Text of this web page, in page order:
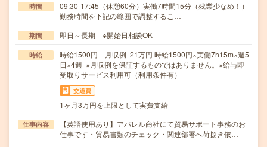
時間
09:30-17:45（休憩60分）実働7時間15分（残業少なめ！）
勤務時間を下記の範囲で調整するこ…
期間 即日～長期 ※開始日相談OK
時給
時給1500円 月収例 21万円 時給1500円×実働7h15m×週5
日×4週 ※月収例を保証するものではありません。※給与即
受取りサービス利用可（利用条件有）
交通費
1ヶ月3万円を上限として実費支給
仕事内容
【英語使用あり】アパレル商社にて貿易サポート事務のお
仕事です・貿易書類のチェック・関連部署へ荷捌き依…